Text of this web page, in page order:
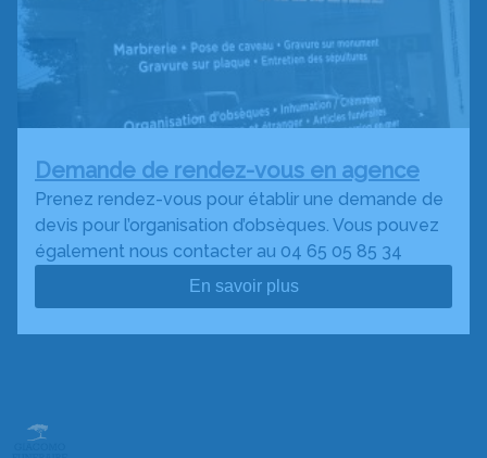
Demande de rendez-vous en agence
Prenez rendez-vous pour établir une demande de
devis pour l’organisation d’obsèques. Vous pouvez
également nous contacter au 04 65 05 85 34
En savoir plus